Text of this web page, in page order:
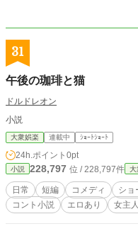
31
午後の珈琲と猫
ドルドレオン
小説
大衆娯楽 連載中 ｼｮｰﾄｼｮｰﾄ
24h.ポイント 0pt
小説 228,797 位 / 228,797件 大
日常 短編 コメディ ショ
コント小説
エロあり 女主